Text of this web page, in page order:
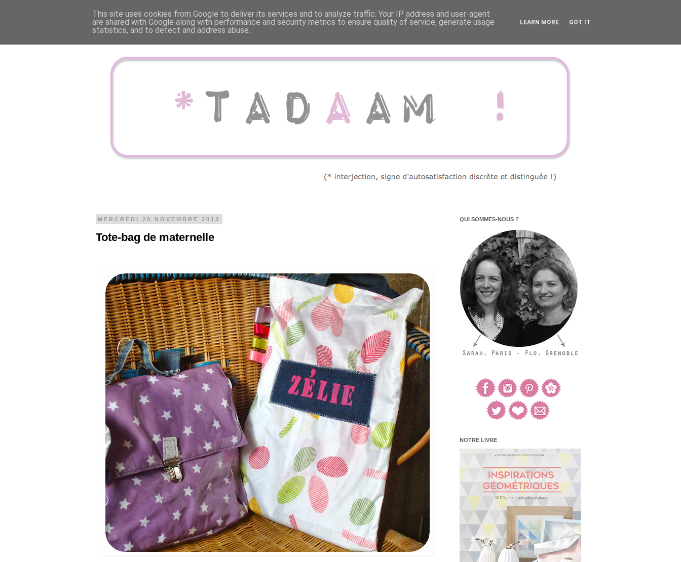
MERCREDI 20 NOVEMBRE 2013
Tote-bag de maternelle
QUI SOMMES-NOUS ?
NOTRE LIVRE
This site uses cookies from Google to deliver its services and to analyze traffic. Your IP address and user-agent
are shared with Google along with performance and security metrics to ensure quality of service, generate usage
statistics, and to detect and address abuse.
LEARN MORE GOT IT